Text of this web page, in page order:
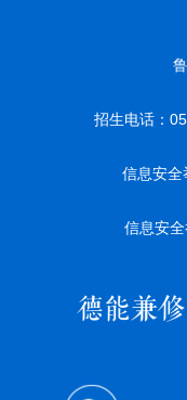
招生电话：
信息安
信息安